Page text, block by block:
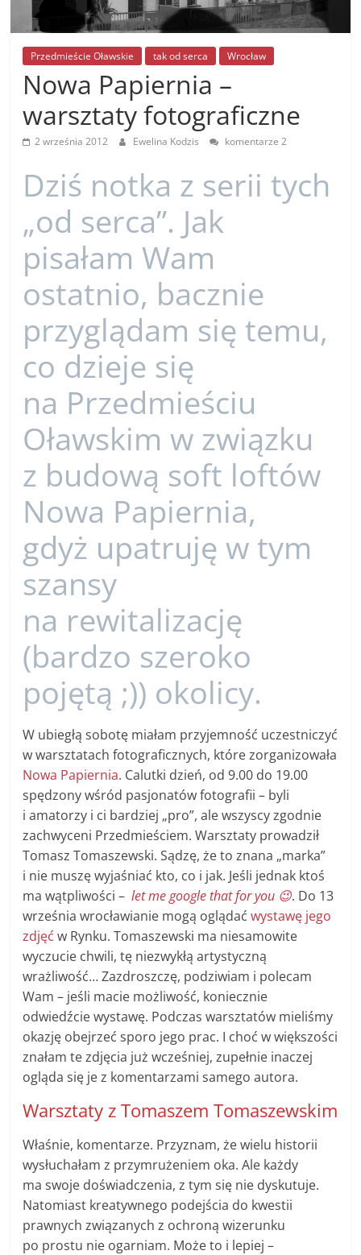
Przedmieście Oławskie tak od serca Wrocław
Nowa Papiernia –
warsztaty fotograficzne
2 września 2012 Ewelina Kodzis komentarze 2
Dziś notka z serii tych
„od serca”. Jak
pisałam Wam
ostatnio, bacznie
przyglądam się temu,
co dzieje się
na Przedmieściu
Oławskim w związku
z budową soft loftów
Nowa Papiernia,
gdyż upatruję w tym
szansy
na rewitalizację
(bardzo szeroko
pojętą ;)) okolicy.
W ubiegłą sobotę miałam przyjemność uczestniczyć
w warsztatach fotograficznych, które zorganizowała
Nowa Papiernia. Calutki dzień, od 9.00 do 19.00
spędzony wśród pasjonatów fotografii – byli
i amatorzy i ci bardziej „pro”, ale wszyscy zgodnie
zachwyceni Przedmieściem. Warsztaty prowadził
Tomasz Tomaszewski. Sądzę, że to znana „marka”
i nie muszę wyjaśniać kto, co i jak. Jeśli jednak ktoś
ma wątpliwości – let me google that for you 😉. Do 13
września wrocławianie mogą oglądaćwystawę jego
zdjęć w Rynku. Tomaszewski ma niesamowite
wyczucie chwili, tę niezwykłą artystyczną
wrażliwość… Zazdroszczę, podziwiam i polecam
Wam – jeśli macie możliwość, koniecznie
odwiedźcie wystawę. Podczas warsztatów mieliśmy
okazję obejrzeć sporo jego prac. I choć w większości
znałam te zdjęcia już wcześniej, zupełnie inaczej
ogląda się je z komentarzami samego autora.
Warsztaty z Tomaszem Tomaszewskim
Właśnie, komentarze. Przyznam, że wielu historii
wysłuchałam z przymrużeniem oka. Ale każdy
ma swoje doświadczenia, z tym się nie dyskutuje.
Natomiast kreatywnego podejścia do kwestii
prawnych związanych z ochroną wizerunku
po prostu nie ogarniam. Może to i lepiej –